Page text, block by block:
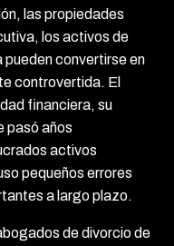
las propiedades
los activos de
pueden convertirse en
controvertida. El
financiera, su
pasó años
activos
pequeños errores
a largo plazo.
de divorcio de